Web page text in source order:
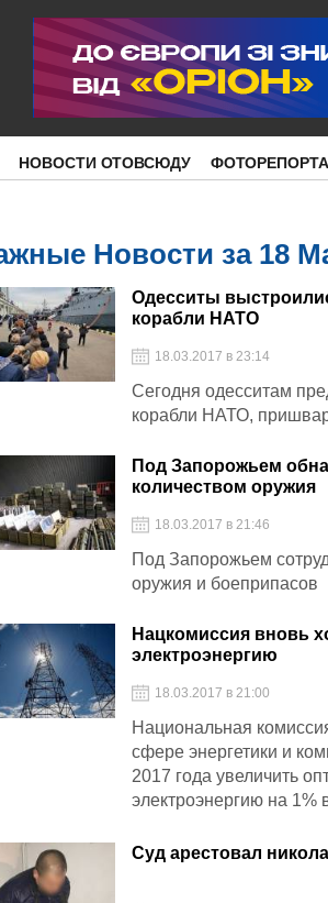
НОВОСТИ ОТОВСЮДУ
Новости за 18
Одесситы
корабли НАТО
18.03.2017 в 23:14
Сегодня одесситам
корабли НАТО,
Под Запорожьем
количеством оружия
18.03.2017 в 21:46
Под Запорожьем
оружия и боеприпасов
Нацкомиссия вновь
электроэнергию
18.03.2017 в 21:00
Национальная
сфере энергетики и
2017 года увеличить
электроэнергию на 1%
Суд арестовал